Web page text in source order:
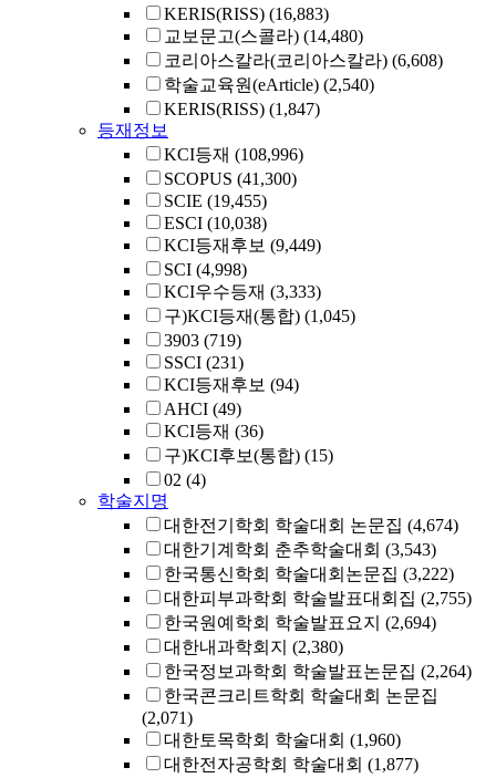
KERIS(RISS) (16,883)
교보문고(스콜라) (14,480)
코리아스칼라(코리아스칼라) (6,608)
학술교육원(eArticle) (2,540)
KERIS(RISS) (1,847)
등재정보
KCI등재 (108,996)
SCOPUS (41,300)
SCIE (19,455)
ESCI (10,038)
KCI등재후보 (9,449)
SCI (4,998)
KCI우수등재 (3,333)
구)KCI등재(통합) (1,045)
3903 (719)
SSCI (231)
KCI등재후보 (94)
AHCI (49)
KCI등재 (36)
구)KCI후보(통합) (15)
02 (4)
학술지명
대한전기학회 학술대회 논문집 (4,674)
대한기계학회 춘추학술대회 (3,543)
한국통신학회 학술대회논문집 (3,222)
대한피부과학회 학술발표대회집 (2,755)
한국원예학회 학술발표요지 (2,694)
대한내과학회지 (2,380)
한국정보과학회 학술발표논문집 (2,264)
한국콘크리트학회 학술대회 논문집
(2,071)
대한토목학회 학술대회 (1,960)
대한전자공학회 학술대회 (1,877)